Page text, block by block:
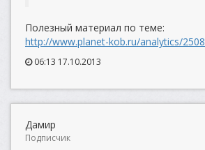
Полезный материал по теме:
http://www.planet-kob.ru/analytics/2508
06:13 17.10.2013
Дамир
Подписчик